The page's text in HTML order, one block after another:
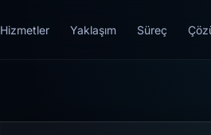
Hizmetler Yaklaşım Süreç